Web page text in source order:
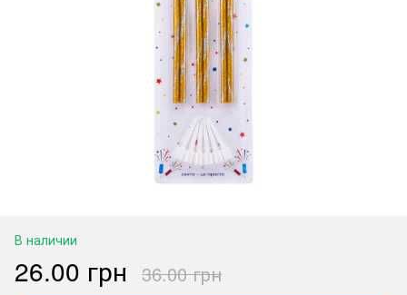
В наличии
26.00 грн 36.00 грн